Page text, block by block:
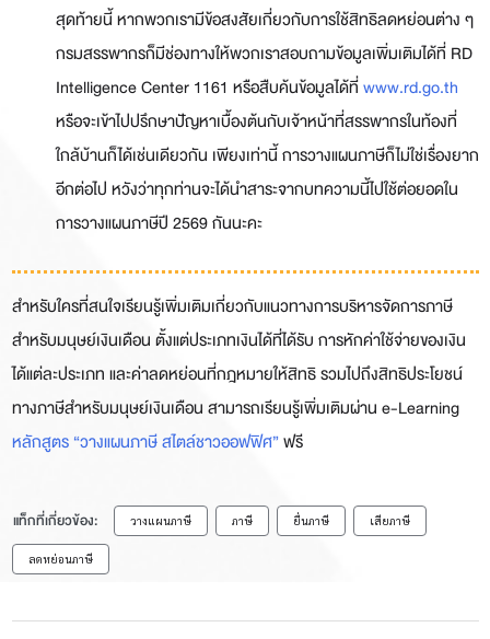
สุดท้ายนี้ หากพวกเรามีข้อสงสัยเกี่ยวกับการใช้สิทธิลดหย่อนต่าง ๆ
กรมสรรพากรก็มีช่องทางให้พวกเราสอบถามข้อมูลเพิ่มเติมได้ที่ RD
Intelligence Center 1161 หรือสืบค้นข้อมูลได้ที่www.rd.go.th
หรือจะเข้าไปปรึกษาปัญหาเบื้องต้นกับเจ้าหน้าที่สรรพากรในท้องที่
ใกล้บ้านก็ได้เช่นเดียวกัน เพียงเท่านี้ การวางแผนภาษีก็ไม่ใช่เรื่องยาก
อีกต่อไป หวังว่าทุกท่านจะได้นำสาระจากบทความนี้ไปใช้ต่อยอดใน
การวางแผนภาษีปี 2569 กันนะคะ
สำหรับใครที่สนใจเรียนรู้เพิ่มเติมเกี่ยวกับแนวทางการบริหารจัดการภาษี
สำหรับมนุษย์เงินเดือน ตั้งแต่ประเภทเงินได้ที่ได้รับ การหักค่าใช้จ่ายของเงิน
ได้แต่ละประเภท และค่าลดหย่อนที่กฎหมายให้สิทธิ รวมไปถึงสิทธิประโยชน์
ทางภาษีสำหรับมนุษย์เงินเดือน สามารถเรียนรู้เพิ่มเติมผ่าน e-Learning
หลักสูตร “วางแผนภาษี สไตล์ชาวออฟฟิศ”ฟรี
แท็กที่เกี่ยวข้อง: วางแผนภาษี ภาษี ยื่นภาษี เสียภาษี
ลดหย่อนภาษี